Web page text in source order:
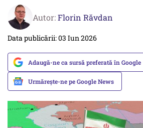
Autor:Florin Răvdan
Data publicării: 03 Iun 2026
Adaugă-ne ca sursă preferată în Google
Urmărește-ne pe Google News